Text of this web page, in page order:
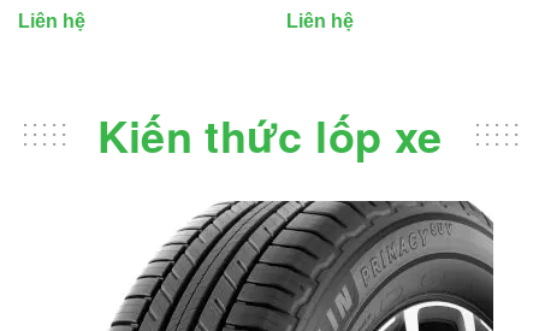
Liên hệ Liên hệ
Kiến thức lốp xe